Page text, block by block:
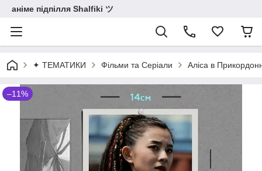
аніме підпілля Shalfiki ツ
✦ ТЕМАТИКИ Фільми та Серіали Аліса в
–11%